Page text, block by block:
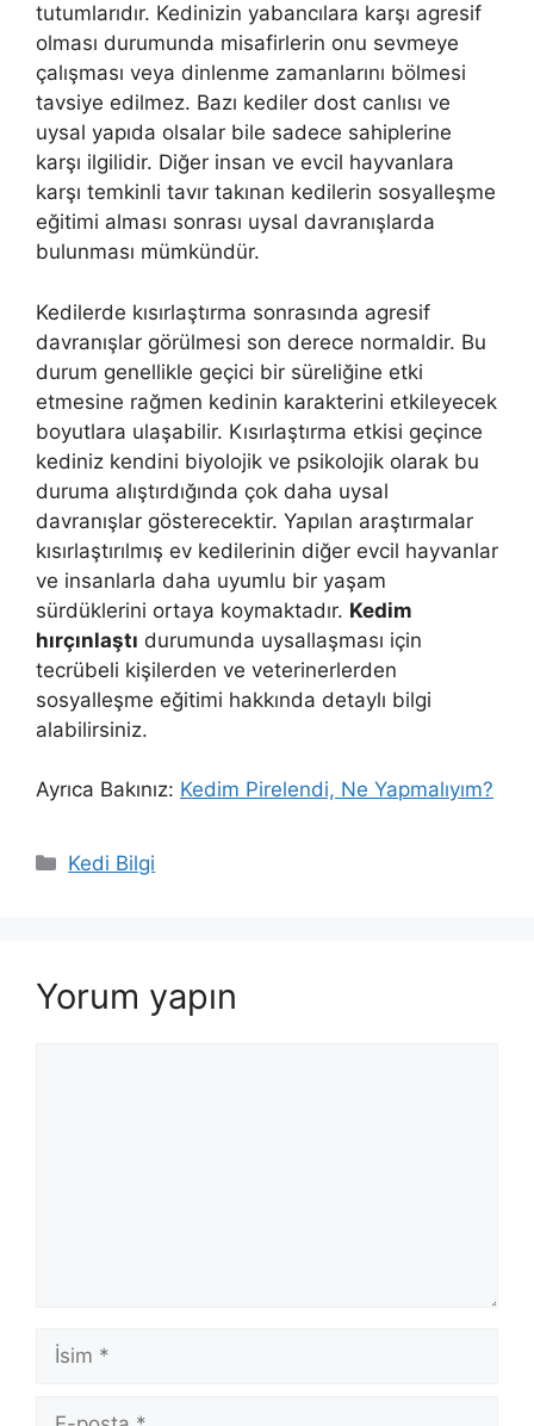
tutumlarıdır. Kedinizin yabancılara karşı agresif
olması durumunda misafirlerin onu sevmeye
çalışması veya dinlenme zamanlarını bölmesi
tavsiye edilmez. Bazı kediler dost canlısı ve
uysal yapıda olsalar bile sadece sahiplerine
karşı ilgilidir. Diğer insan ve evcil hayvanlara
karşı temkinli tavır takınan kedilerin sosyalleşme
eğitimi alması sonrası uysal davranışlarda
bulunması mümkündür.
Kedilerde kısırlaştırma sonrasında agresif
davranışlar görülmesi son derece normaldir. Bu
durum genellikle geçici bir süreliğine etki
etmesine rağmen kedinin karakterini etkileyecek
boyutlara ulaşabilir. Kısırlaştırma etkisi geçince
kediniz kendini biyolojik ve psikolojik olarak bu
duruma alıştırdığında çok daha uysal
davranışlar gösterecektir. Yapılan araştırmalar
kısırlaştırılmış ev kedilerinin diğer evcil hayvanlar
ve insanlarla daha uyumlu bir yaşam
sürdüklerini ortaya koymaktadır. Kedim
hırçınlaştı durumunda uysallaşması için
tecrübeli kişilerden ve veterinerlerden
sosyalleşme eğitimi hakkında detaylı bilgi
alabilirsiniz.
Ayrıca Bakınız: Kedim Pirelendi, Ne Yapmalıyım?
Kategoriler
Kedi Bilgi
Yorum yapın
İsim